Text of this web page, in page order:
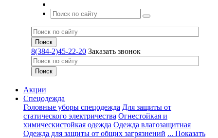
8(384-2)45-22-20 Заказать звонок
Акции
Спецодежда
Головные уборы спецодежда Для защиты от
статического электричества Огнестойкая и
химическистойкая одежда Одежда влагозащитная
Одежда для защиты от общих загрязнений ... Показать